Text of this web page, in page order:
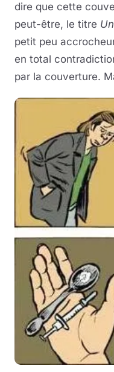
dire que cette
peut-être, le titre
petit peu
en total
par la couverture.